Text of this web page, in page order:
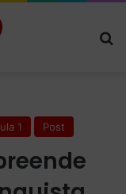
1 Post